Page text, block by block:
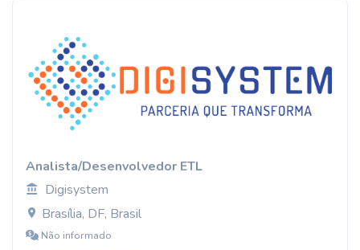
Analista/Desenvolvedor ETL
Digisystem
Brasília, DF, Brasil
Não informado